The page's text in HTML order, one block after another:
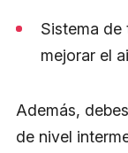
Sistema
mejorar el
Además,
de nivel